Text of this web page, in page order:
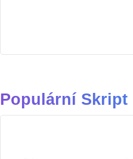
Populární Skript